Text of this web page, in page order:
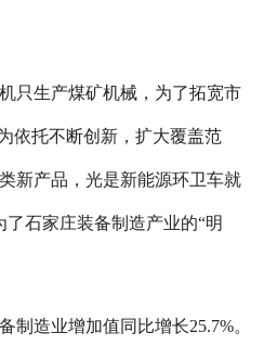
生产煤矿机械，为了拓宽市
依托不断创新，扩大覆盖范
新产品，光是新能源环卫车就
石家庄装备制造产业的“明
造业增加值同比增长25.7%。